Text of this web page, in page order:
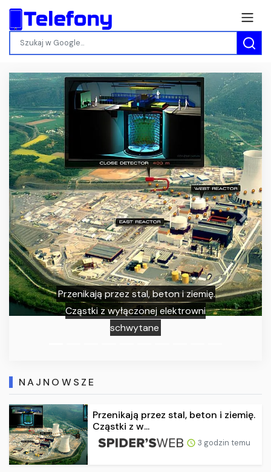
przez stal, beton i ziemię.
z wyłączonej elektrowni
Previous Next
NAJNOWSZE
Przenikają przez stal, beton i ziemię.
Cząstki z w...
3 godzin temu